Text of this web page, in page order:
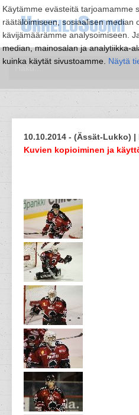
Käytämme evästeitä tarjoamamme
räätälöimiseen, sosiaalisen median
kävijämäärämme analysoimiseen.
median, mainosalan ja analytiikka-
kuinka käytät sivustoamme. Näytä
10.10.2014 - (Ässät-Lukko)
Kuvien kopioiminen ja